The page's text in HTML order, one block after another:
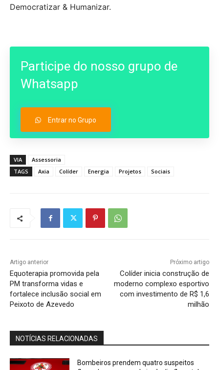
Democratizar & Humanizar.
Participe do nosso grupo de
Whatsapp
Entrar no Grupo
VIA
Assessoria
TAGS
Axia Colíder Energia Projetos Sociais
Artigo anterior
Equoterapia promovida pela
PM transforma vidas e
fortalece inclusão social em
Peixoto de Azevedo
Próximo artigo
Colíder inicia construção de
moderno complexo esportivo
com investimento de R$ 1,6
milhão
NOTÍCIAS RELACIONADAS
Bombeiros prendem quatro suspeitos